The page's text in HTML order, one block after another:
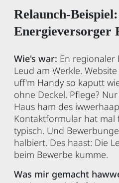
Relaunch-Beispiel:
Energieversorger
Wie's war: En regionaler
Leud am Werkle.
uff'm Handy so kaputt
ohne Deckel. Pflege?
Haus ham des
Kontaktformular hat mal
typisch. Und
halbiert. Des haast: Die
beim Bewerbe kumme.
Was mir gemacht